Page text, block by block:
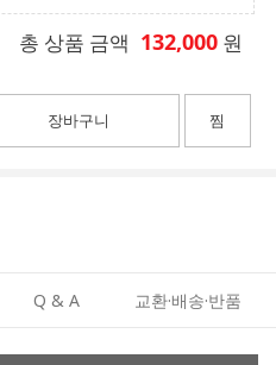
총 상품 금액 132,000 원
장바구니 찜
Q & A 교환·배송·반품